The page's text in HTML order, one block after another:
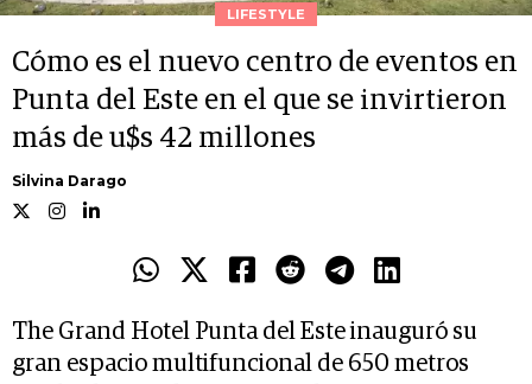
LIFESTYLE
Cómo es el nuevo centro de eventos en
Punta del Este en el que se invirtieron
más de u$s 42 millones
Silvina Darago
The Grand Hotel Punta del Este inauguró su
gran espacio multifuncional de 650 metros